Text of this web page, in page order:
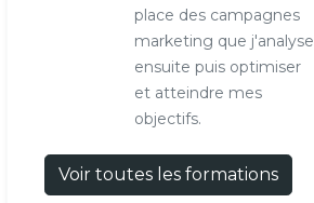
place des campagnes
marketing que j'analyse
ensuite puis optimiser
et atteindre mes
objectifs.
Voir toutes les formations